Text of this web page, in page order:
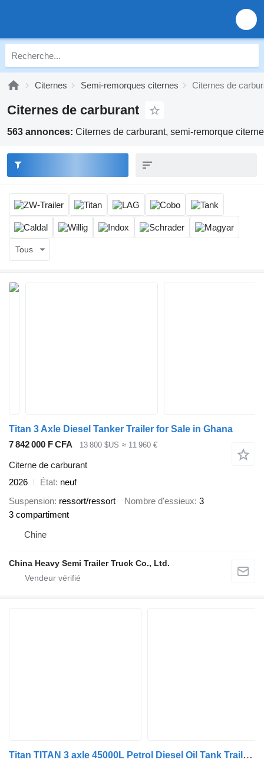
Citernes Semi-remorques citernes Citernes de
Citernes de carburant
563 annonces: Citernes de carburant, semi-remorque
Tous
Titan 3 Axle Diesel Tanker Trailer for Sale in Ghana
7 842 000 F CFA
13 800 $US ≈ 11 960 €
Citerne de carburant
2026
État neuf
Suspension ressort/ressort Nombre d'essieux 3
3 compartiment
Chine
China Heavy Semi Trailer Truck Co., Ltd.
Titan TITAN 3 axle 45000L Petrol Diesel Oil Tank Trailer for Sale in O